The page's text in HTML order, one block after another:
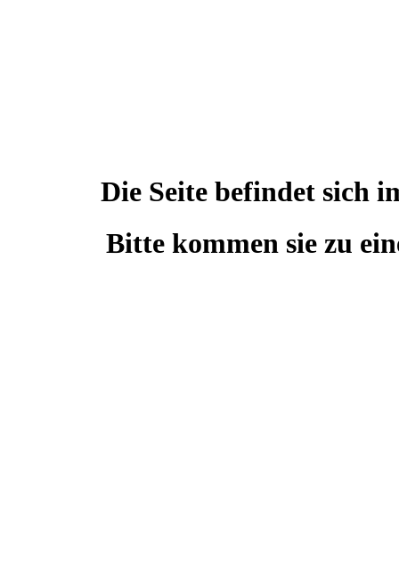
Die Seite befindet sich
Bitte kommen sie zu